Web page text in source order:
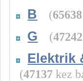
B (65638
G (47242
Elektrik
(47137 kez